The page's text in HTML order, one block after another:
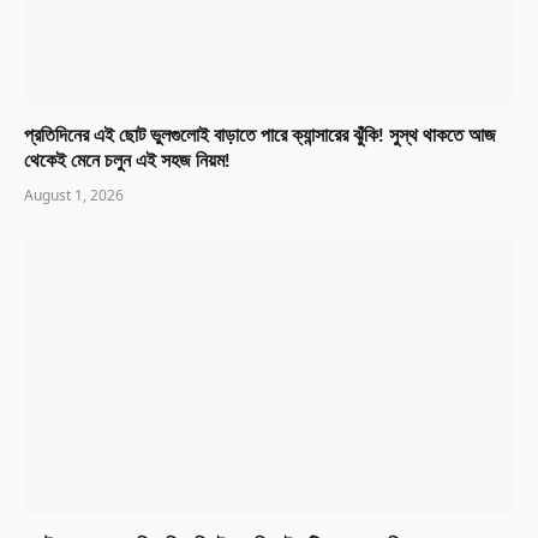
প্রতিদিনের এই ছোট ভুলগুলোই বাড়াতে পারে ক্যান্সারের ঝুঁকি! সুস্থ থাকতে আজ
থেকেই মেনে চলুন এই সহজ নিয়ম!
August 1, 2026